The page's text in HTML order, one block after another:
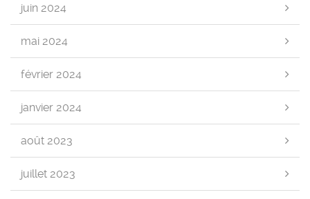
juin 2024
mai 2024
février 2024
janvier 2024
août 2023
juillet 2023